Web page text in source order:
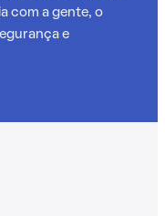
com a gente, o
e